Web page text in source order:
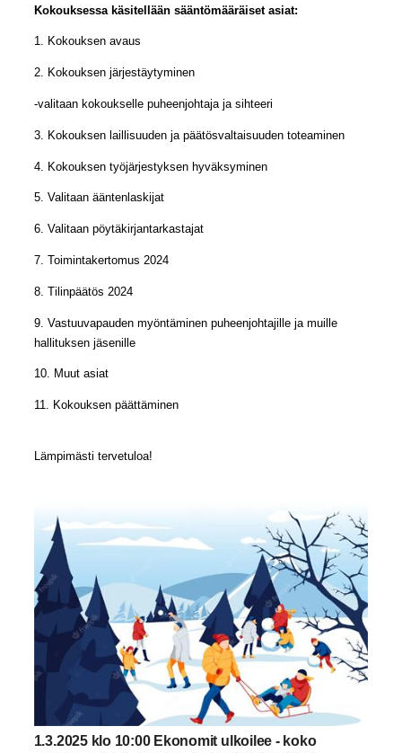
Kokouksessa käsitellään sääntömääräiset asiat:
1. Kokouksen avaus
2. Kokouksen järjestäytyminen
-valitaan kokoukselle puheenjohtaja ja sihteeri
3. Kokouksen laillisuuden ja päätösvaltaisuuden toteaminen
4. Kokouksen työjärjestyksen hyväksyminen
5. Valitaan ääntenlaskijat
6. Valitaan pöytäkirjantarkastajat
7. Toimintakertomus 2024
8. Tilinpäätös 2024
9. Vastuuvapauden myöntäminen puheenjohtajille ja muille
hallituksen jäsenille
10. Muut asiat
11. Kokouksen päättäminen
Lämpimästi tervetuloa!
1.3.2025 klo 10:00 Ekonomit ulkoilee - koko